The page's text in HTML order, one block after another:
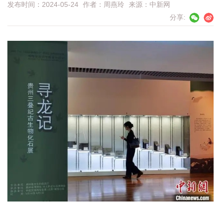
发布时间：2024-05-24 作者： 周燕玲 来源： 中新网
分享: